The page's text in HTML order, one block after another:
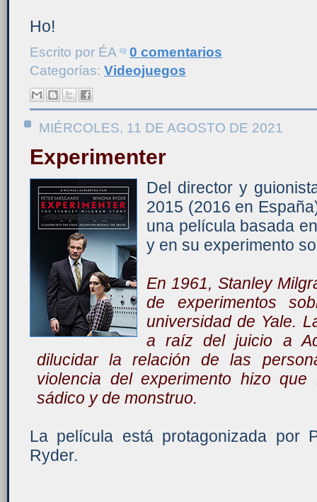
Ho!
Escrito por ÉA
0 comentarios
Categorías: Videojuegos
MIÉRCOLES, 11 DE AGOSTO DE 2021
Experimenter
Del director y
2015 (2016 en
una película basada
y en su experimento
En 1961, Stanley
de experimentos
universidad de Yale.
a raíz del juicio a
dilucidar la relación de las
violencia del experimento hizo
sádico y de monstruo.
La película está protagonizada por
Ryder.